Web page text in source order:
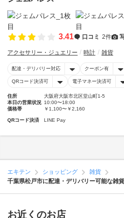
3.41 口コミ 2件
アクセサリー・ジュエリー 時計 雑貨
配達・デリバリー対応 クーポン有
QRコード決済可 電子マネー決済可
住所
大阪府大阪市北区堂山町1-5
本日の営業状況 10:00〜18:00
価格帯
￥1,100〜￥2,160
QRコード決済 LINE Pay
エキテン ショッピング
雑貨
千葉県松戸市に配達・デリバリー可能な雑
お近くのお店